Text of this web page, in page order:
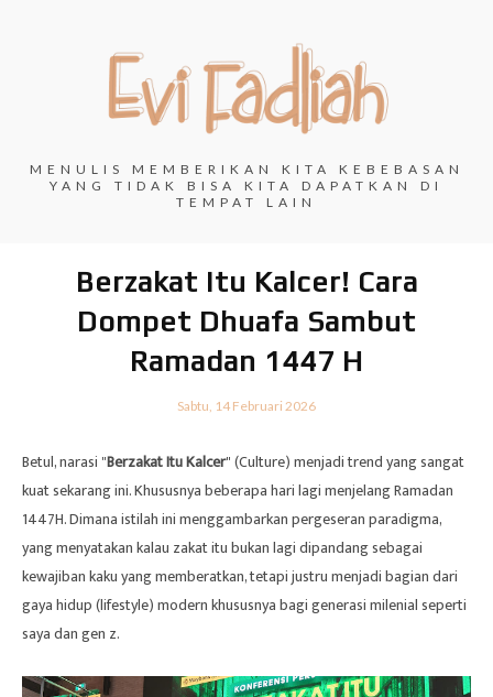
MENULIS MEMBERIKAN KITA KEBEBASAN
YANG TIDAK BISA KITA DAPATKAN DI
TEMPAT LAIN
Berzakat Itu Kalcer! Cara
Dompet Dhuafa Sambut
Ramadan 1447 H
Sabtu, 14 Februari 2026
Betul, narasi "Berzakat Itu Kalcer" (Culture) menjadi trend yang sangat
kuat sekarang ini. Khususnya beberapa hari lagi menjelang Ramadan
1447H. Dimana istilah ini menggambarkan pergeseran paradigma,
yang menyatakan kalau zakat itu bukan lagi dipandang sebagai
kewajiban kaku yang memberatkan, tetapi justru menjadi bagian dari
gaya hidup (lifestyle) modern khususnya bagi generasi milenial seperti
saya dan gen z.